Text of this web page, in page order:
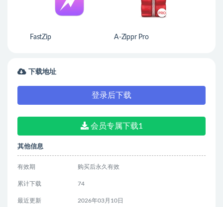
FastZip A-Zippr Pro
下载地址
登录后下载
会员专属下载1
其他信息
有效期 购买后永久有效
累计下载 74
最近更新 2026年03月10日